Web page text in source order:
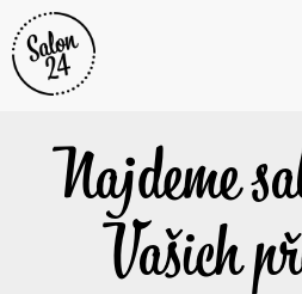
Najdeme
Vašich